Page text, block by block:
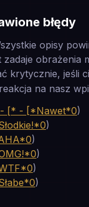
błędy
opisy
zadaje obrażenia
krytycznie, jeśli
na nasz
[* - [*Nawet*0)
)
)
)
)
)